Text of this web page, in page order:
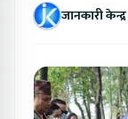
जानकारी केन्द्र